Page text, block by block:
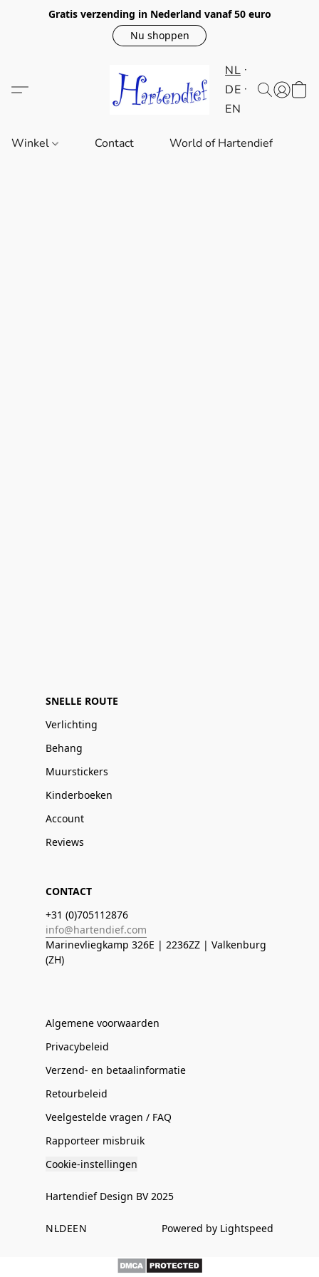
Gratis verzending in Nederland vanaf 50 euro
Nu shoppen
NL
DE
EN
Winkel Contact World of Hartendief
SNELLE ROUTE
Verlichting
Behang
Muurstickers
Kinderboeken
Account
Reviews
CONTACT
+31 (0)705112876
info@hartendief.com
Marinevliegkamp 326E | 2236ZZ | Valkenburg
(ZH)
Algemene voorwaarden
Privacybeleid
Verzend- en betaalinformatie
Retourbeleid
Veelgestelde vragen / FAQ
Rapporteer misbruik
Cookie-instellingen
Hartendief Design BV 2025
NLDEEN Powered by Lightspeed